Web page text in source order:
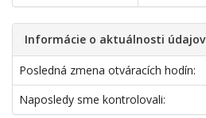
Informácie o aktuálnosti údajov
Posledná zmena otváracích hodín:
Naposledy sme kontrolovali: